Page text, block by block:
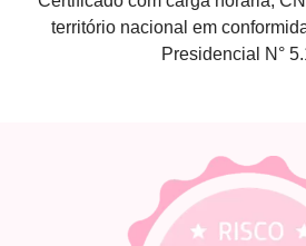
território nacional em
Presidencial N°